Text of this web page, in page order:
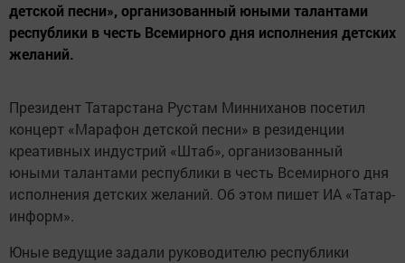
детской песни», организованный юными талантами
республики в честь Всемирного дня исполнения детских
желаний.
Президент Татарстана Рустам Минниханов посетил
концерт «Марафон детской песни» в резиденции
креативных индустрий «Штаб», организованный
юными талантами республики в честь Всемирного дня
исполнения детских желаний. Об этом пишет ИА «Татар-
информ».
Юные ведущие задали руководителю республики